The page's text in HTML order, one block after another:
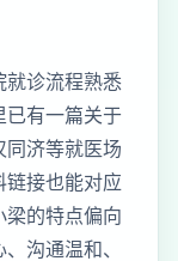
就诊流程熟悉
已有一篇关于
同济等就医场
链接也能对应
梁的特点偏向
沟通温和、